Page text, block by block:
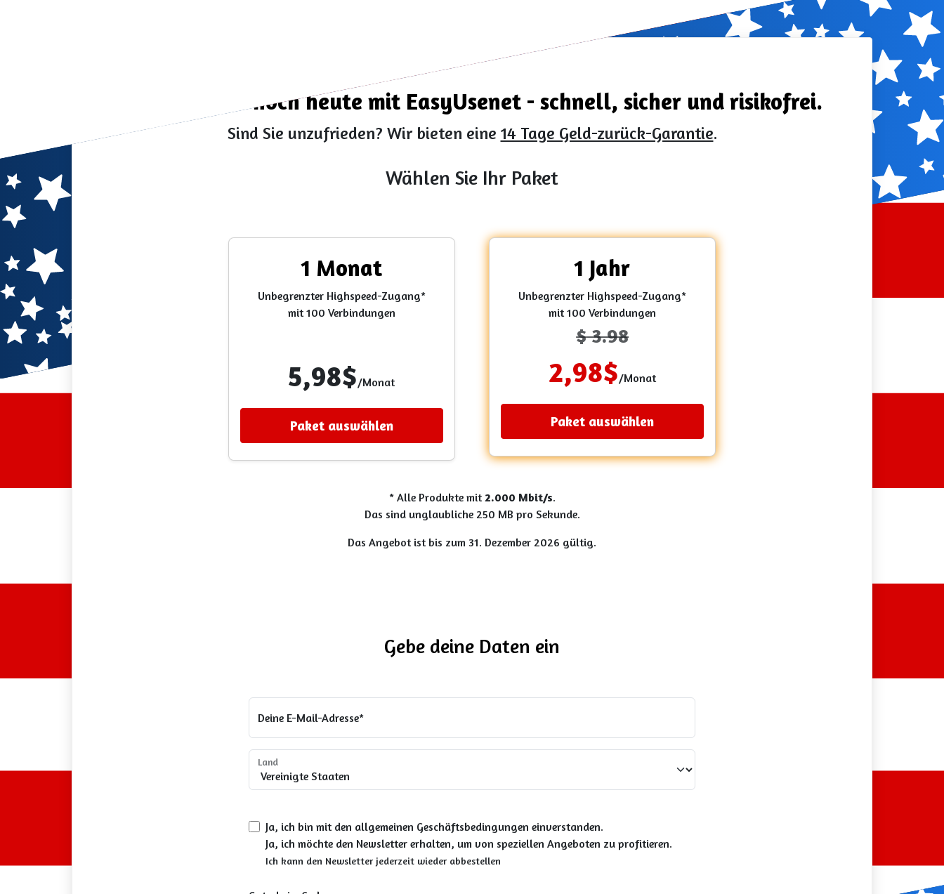
Beginnen Sie noch heute mit EasyUsenet - schnell, sicher und risikofrei.
Sind Sie unzufrieden? Wir bieten eine 14 Tage Geld-zurück-Garantie.
Wählen Sie Ihr Paket
1 Jahr
Unbegrenzter Highspeed-Zugang*
mit 100 Verbindungen
$3.98
2,98$/Monat
Paket auswählen
1 Monat
Unbegrenzter Highspeed-Zugang*
mit 100 Verbindungen
5,98$/Monat
Paket auswählen
* Alle Produkte mit2.000 Mbit/s.
Das sind unglaubliche 250 MB pro Sekunde.
Das Angebot ist bis zum 31. Dezember 2026 gültig.
Gebe deine Daten ein
Deine E-Mail-Adresse*
Land
Ja, ich bin mit den allgemeinen Geschäftsbedingungen einverstanden.
Ja, ich möchte den Newsletter erhalten, um von speziellen Angeboten zu profitieren.
Ich kann den Newsletter jederzeit wieder abbestellen